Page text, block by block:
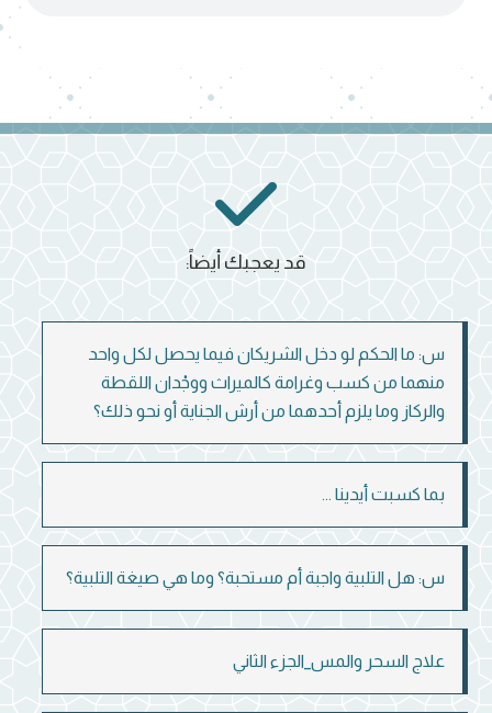
س: ما الحكم لو دخل الشريكان فيما يحصل لكل واحد
منهما من كسب وغرامة كالميراث ووجْدان اللقطة
والركاز وما يلزم أحدهما من أرش الجناية أو نحو ذلك؟
بما كسبت أيدينا ...
س: هل التلبية واجبة أم مستحبة؟ وما هي صيغة التلبية؟
علاج السحر والمس_الجزء الثاني
قد يعجبك أيضاً: